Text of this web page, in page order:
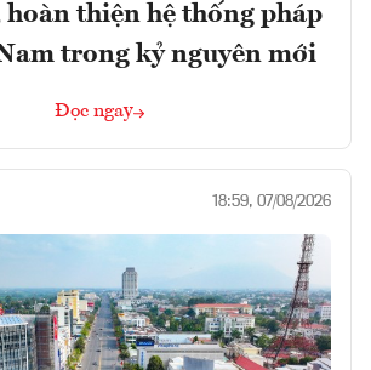
hoàn thiện hệ thống pháp
trong kỷ nguyên mới
Đọc ngay
18:59, 07/08/2026